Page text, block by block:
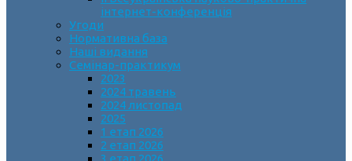
інтернет-конференція
Угоди
Нормативна база
Наші видання
Семінар-практикум
2023
2024 травень
2024 листопад
2025
1 етап 2026
2 етап 2026
3 етап 2026